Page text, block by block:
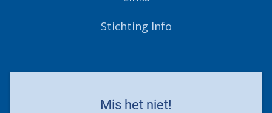
Stichting Info
Mis het niet!